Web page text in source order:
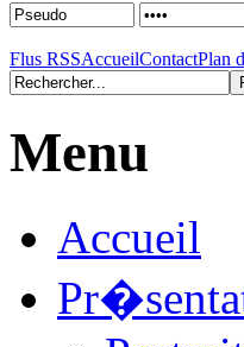
Flus RSSAccueilContactPlan
Menu
Accueil